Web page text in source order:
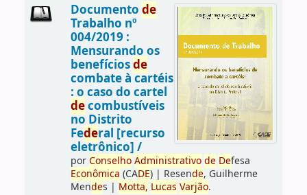
Documento de
Trabalho nº
004/2019 :
Mensurando os
benefíciosde
combate à cartéis
: o caso do cartel
decombustíveis
no Distrito
Federal [recurso
eletrônico] /
porConselho Administrativo de Defesa
Econômica (CADE)| Resende, Guilherme
Mendes | Motta, Lucas Varjão.